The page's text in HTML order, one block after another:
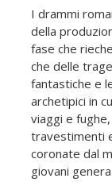
I drammi
della
fase che
che delle
fantastiche e
archetipici in
viaggi e
travestimenti
coronate dal
giovani